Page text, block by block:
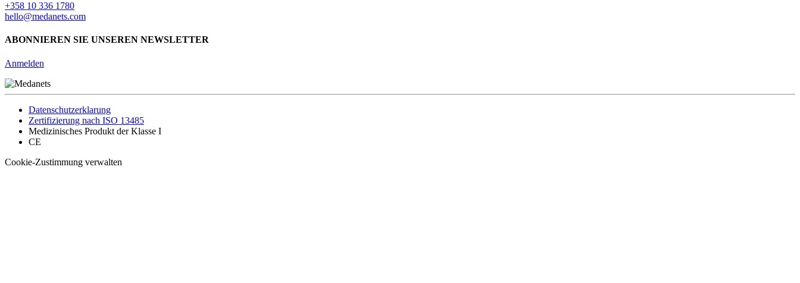
+358 10 336 1780
hello@medanets.com
ABONNIEREN SIE UNSEREN NEWSLETTER
Anmelden
Datenschutzerklarung
Zertifizierung nach ISO 13485
Medizinisches Produkt der Klasse I
CE
Cookie-Zustimmung verwalten